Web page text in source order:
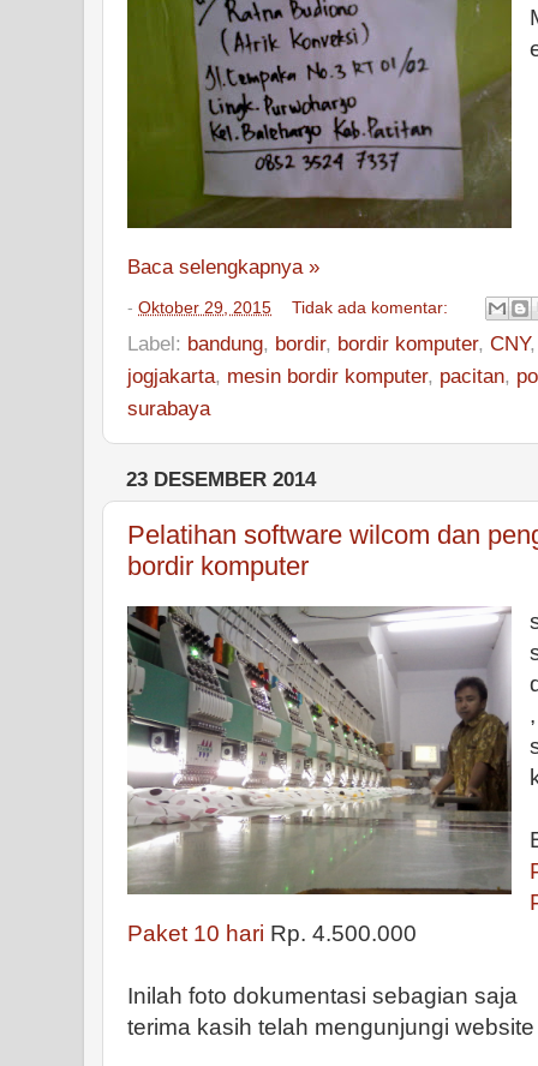
Baca selengkapnya »
- Oktober 29, 2015 Tidak ada komentar:
Label: bandung, bordir, bordir komputer, CNY
jogjakarta, mesin bordir komputer, pacitan,
surabaya
23 DESEMBER 2014
Pelatihan software wilcom dan
bordir komputer
Paket 10 hari Rp. 4.500.000
Inilah foto dokumentasi sebagian saja
terima kasih telah mengunjungi